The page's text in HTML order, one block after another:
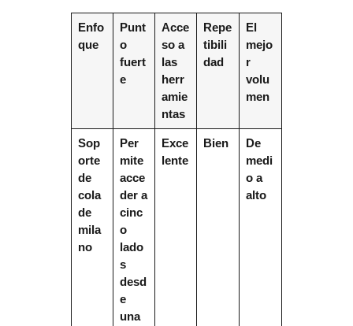
Enfo
que
Punt
o
fuert
e
Acce
so a
las
herr
amie
ntas
Repe
tibili
dad
El
mejo
r
volu
men
Sop
orte
de
cola
de
mila
no
Per
mite
acce
der a
cinc
o
lado
s
desd
e
una
Exce
lente
Bien
De
medi
o a
alto